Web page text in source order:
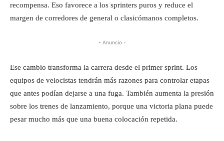
recompensa. Eso favorece a los sprinters puros y reduce el
margen de corredores de general o clasicómanos completos.
- Anuncio -
Ese cambio transforma la carrera desde el primer sprint. Los
equipos de velocistas tendrán más razones para controlar etapas
que antes podían dejarse a una fuga. También aumenta la presión
sobre los trenes de lanzamiento, porque una victoria plana puede
pesar mucho más que una buena colocación repetida.